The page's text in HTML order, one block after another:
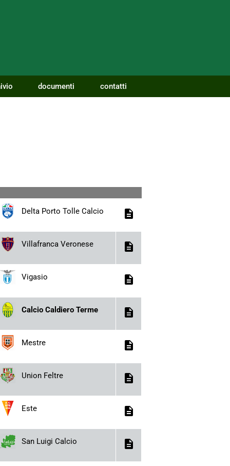
documenti contatti
Delta Porto Tolle Calcio description
Villafranca Veronese description
Vigasio description
Calcio Caldiero Terme description
Mestre description
Union Feltre description
Este description
San Luigi Calcio description